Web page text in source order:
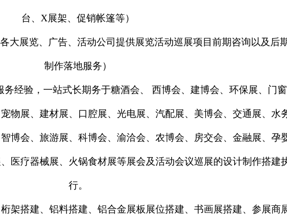
台、X展架、促销帐篷等）
大展览、广告、活动公司提供展览活动巡展项目前期咨询以及后
制作落地服务）
经验，一站式长期务于糖酒会、 西博会、建博会、环保展、门窗
物展、建材展、口腔展、光电展、汽配展、美博会、交通展、水
博会、旅游展、科博会、渝洽会、农博会、房交会、金融展、孕
医疗器械展、火锅食材展等展会及活动会议巡展的设计制作搭建
行。
架搭建、铝料搭建、铝合金展板展位搭建、书画展搭建、参展商